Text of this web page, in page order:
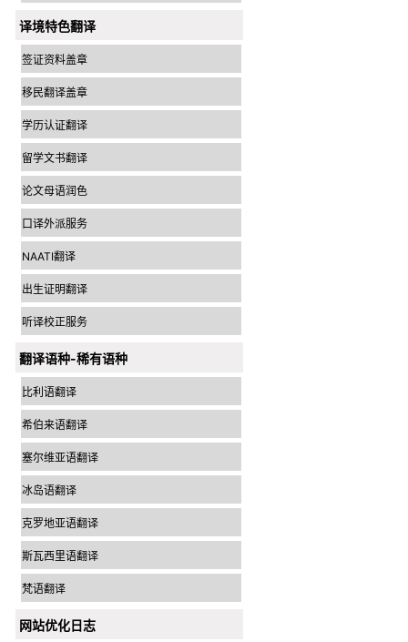
译境特色翻译
签证资料盖章
移民翻译盖章
学历认证翻译
留学文书翻译
论文母语润色
口译外派服务
NAATI翻译
出生证明翻译
听译校正服务
翻译语种-稀有语种
比利语翻译
希伯来语翻译
塞尔维亚语翻译
冰岛语翻译
克罗地亚语翻译
斯瓦西里语翻译
梵语翻译
网站优化日志